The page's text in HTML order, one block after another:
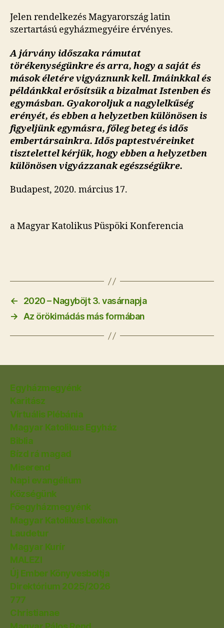
Jelen rendelkezés Magyarország latin
szertartású egyházmegyéire érvényes.
A járvány időszaka rámutat
törékenységünkre és arra, hogy a saját és
mások életére vigyáznunk kell. Imáinkkal és
példánkkal erősítsük a bizalmat Istenben és
egymásban. Gyakoroljuk a nagylelkűség
erényét, és ebben a helyzetben különösen is
figyeljünk egymásra, főleg beteg és idős
embertársainkra. Idős paptestvéreinket
tisztelettel kérjük, hogy ebben a helyzetben
különösen vigyázzanak egészségükre.
Budapest, 2020. március 17.
a Magyar Katolikus Püspöki Konferencia
←
2020 – Nagyböjt 3. vasárnapja
→ Az örökimádás más formában
Egyházmegyénk
Karitász
Virtuális Plébánia
Magyar Katolikus Egyház
Biblia
Bízd rá magad
Miserend
Napi evangélium
Községünk
Főegyházmegyénk
Magyar Katolikus Lexikon
Laudetur
Magyar Kurír
MALEZI
Új Ember Könyvesboltja
Direktórium 2025/2026
777
Christianae